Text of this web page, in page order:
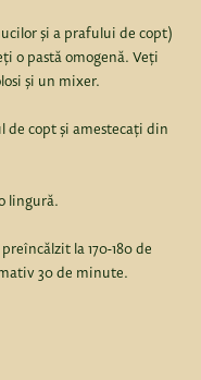
și a prafului de copt)
o pastă omogenă. Veți
și un mixer.
de copt și amestecați din
lingură.
la 170-180 de
30 de minute.